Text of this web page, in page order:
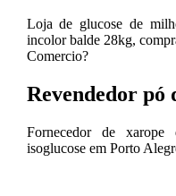
Loja de glucose de
incolor balde 28kg,
Comercio?
Revendedor pó
Fornecedor de
isoglucose em Porto